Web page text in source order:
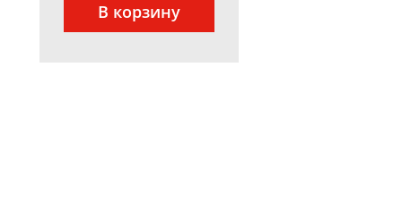
В корзину